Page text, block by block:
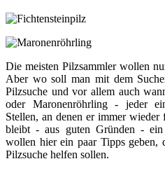
Die meisten Pilzsammler wollen
Aber wo soll man mit dem
Pilzsuche und vor allem auch
oder Maronenröhrling - jeder
Stellen, an denen er immer
bleibt - aus guten Gründen -
wollen hier ein paar Tipps geben,
Pilzsuche helfen sollen.